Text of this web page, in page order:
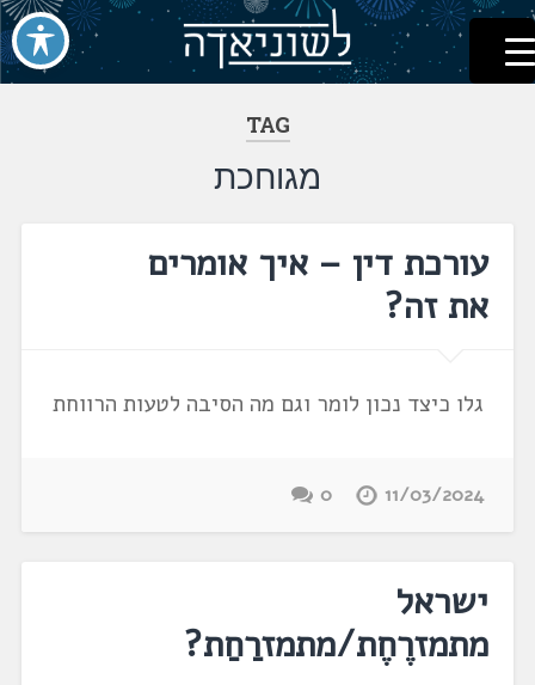
דלג
לתוכן
לשוניאדה
עברית. לשון. שפה
TAG
מגוחכת
עורכת דין – איך אומרים
את זה?
גלו כיצד נכון לומר וגם מה הסיבה לטעות הרווחת
11/03/2024
0
ישראל
מתמזרֶחֶת/מתמזרַחַת?